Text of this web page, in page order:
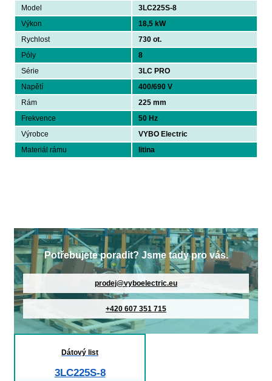
Model
3LC225S-8
Výkon
18,5 kW
Rychlost
730 ot.
Póly
8
Série
3LC PRO
Napětí
400/690 V
Rám
225 mm
Frekvence
50 Hz
Výrobce
VYBO Electric
Materiál rámu
litina
Potřebujete poradit? Jsme tady pro vás.
prodej@vyboelectric.eu
+420 607 351 715
Dátový list
3LC225S-8